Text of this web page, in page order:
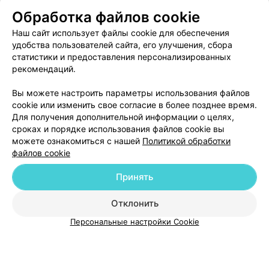
Брестская детская стоматологическая поликлиника филиал №1
Добавить компанию
Обработка файлов cookie
Наш сайт использует файлы cookie для обеспечения
удобства пользователей сайта, его улучшения, сбора
статистики и предоставления персонализированных
рекомендаций.
Вы можете настроить параметры использования файлов
cookie или изменить свое согласие в более позднее время.
Для получения дополнительной информации о целях,
сроках и порядке использования файлов cookie вы
можете ознакомиться с нашей Политикой обработки
файлов cookie
Отклонить
Принять
Персональные настройки Cookie